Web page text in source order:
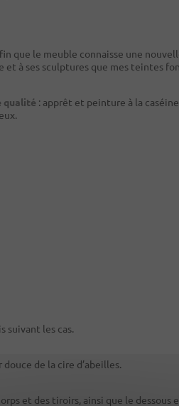
que le meuble connaisse une
à ses sculptures que mes teintes
qualité : apprêt et peinture à la
suivant les cas.
de la cire d’abeilles.
et des tiroirs, ainsi que le dessous